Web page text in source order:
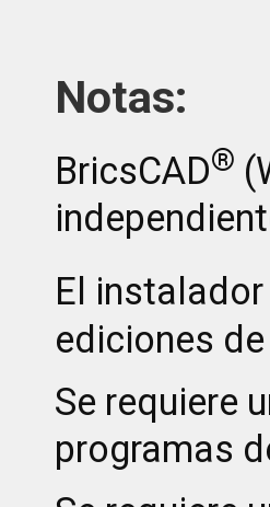
Notas:
BricsCAD®
El
ediciones
Se requiere
programas